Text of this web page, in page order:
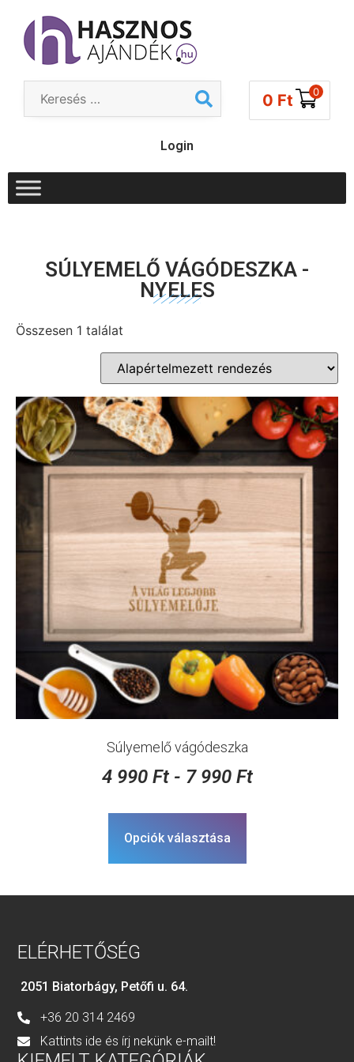
0 Ft 0
Login
SÚLYEMELŐ VÁGÓDESZKA -
NYELES
Összesen 1 találat
Súlyemelő vágódeszka
4 990 Ft- 7 990 Ft
Opciók választása
ELÉRHETŐSÉG
2051 Biatorbágy, Petőfi u. 64.
+36 20 314 2469
Kattints ide és írj nekünk e-mailt!